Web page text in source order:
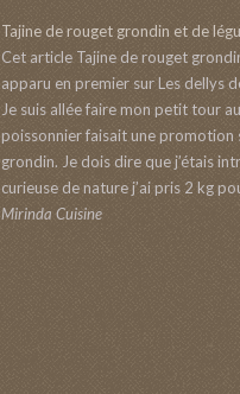
Tajine de rouget grondin et de
Cet article Tajine de rouget
apparu en premier sur Les dellys
Je suis allée faire mon petit tour
poissonnier faisait une promotion
grondin. Je dois dire que j’étais
curieuse de nature j’ai pris 2 kg
Mirinda Cuisine